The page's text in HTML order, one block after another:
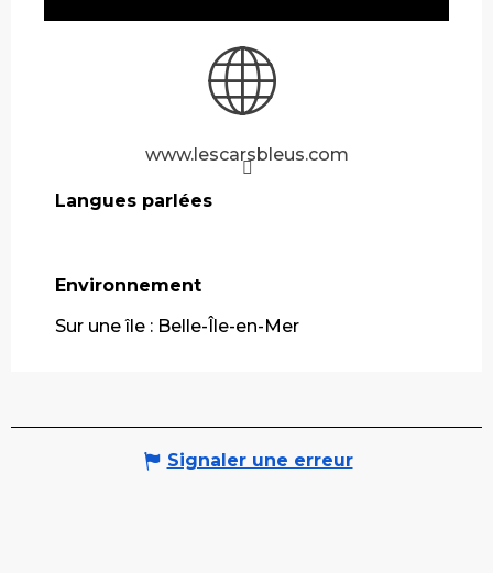
www.lescarsbleus.com
Langues parlées
Langues parlées
Environnement
Environnement
Sur une île : Belle-Île-en-Mer
Signaler une erreur